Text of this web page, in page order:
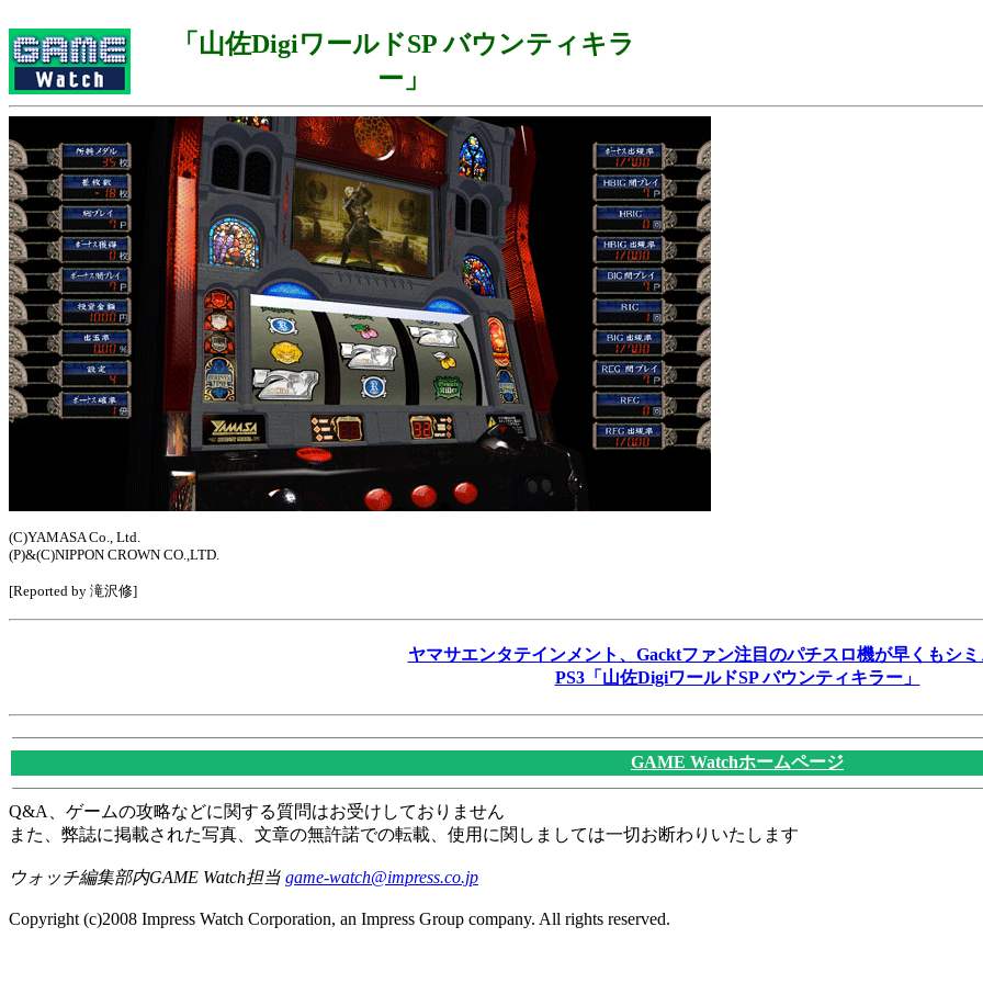
「山佐DigiワールドSP バウンティキラ
ー」
(C)YAMASA Co., Ltd.
(P)&(C)NIPPON CROWN CO.,LTD.
[Reported by 滝沢修]
ヤマサエンタテインメント、Gacktファン注目のパチスロ機が早くもシ
PS3「山佐DigiワールドSP バウンティキラー」
GAME Watchホームページ
Q&A、ゲームの攻略などに関する質問はお受けしておりません
また、弊誌に掲載された写真、文章の無許諾での転載、使用に関しましては一切お断わりいたします
ウォッチ編集部内GAME Watch担当 game-watch@impress.co.jp
Copyright (c)2008 Impress Watch Corporation, an Impress Group company. All rights reserved.